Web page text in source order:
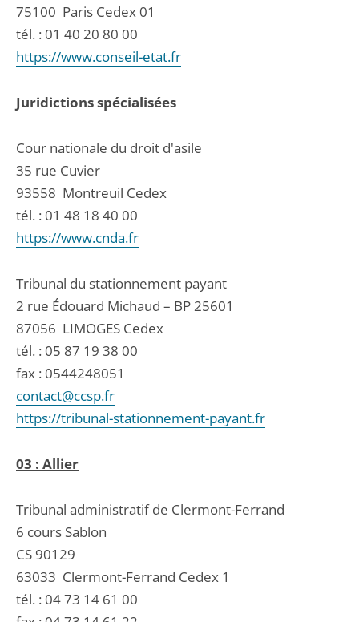
75100 Paris Cedex 01
tél. : 01 40 20 80 00
https://www.conseil-etat.fr
Juridictions spécialisées
Cour nationale du droit d'asile
35 rue Cuvier
93558 Montreuil Cedex
tél. : 01 48 18 40 00
https://www.cnda.fr
Tribunal du stationnement payant
2 rue Édouard Michaud – BP 25601
87056 LIMOGES Cedex
tél. : 05 87 19 38 00
fax : 0544248051
contact@ccsp.fr
https://tribunal-stationnement-payant.fr
03 : Allier
Tribunal administratif de Clermont-Ferrand
6 cours Sablon
CS 90129
63033 Clermont-Ferrand Cedex 1
tél. : 04 73 14 61 00